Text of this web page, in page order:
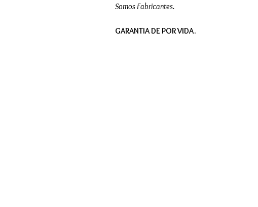
Somos Fabricantes.
GARANTIA DE POR VIDA.